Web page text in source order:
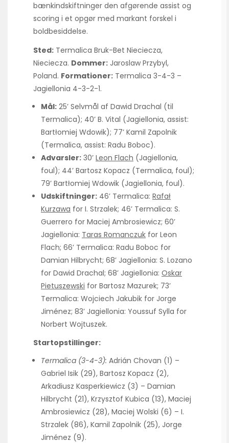
bænkindskiftninger den afgørende assist og
scoring i et opgør med markant forskel i
boldbesiddelse.
Sted: Termalica Bruk-Bet Nieciecza,
Nieciecza. Dommer: Jaroslaw Przybyl,
Poland. Formationer: Termalica 3-4-3 –
Jagiellonia 4-3-2-1.
Mål: 25’ Selvmål af Dawid Drachal (til
Termalica); 40’ B. Vital (Jagiellonia, assist:
Bartłomiej Wdowik); 77’ Kamil Zapolnik
(Termalica, assist: Radu Boboc).
Advarsler: 30’ Leon Flach (Jagiellonia,
foul); 44’ Bartosz Kopacz (Termalica, foul);
79’ Bartłomiej Wdowik (Jagiellonia, foul).
Udskiftninger: 46’ Termalica: Rafał
Kurzawa for I. Strzalek; 46’ Termalica: S.
Guerrero for Maciej Ambrosiewicz; 60’
Jagiellonia: Taras Romanczuk for Leon
Flach; 66’ Termalica: Radu Boboc for
Damian Hilbrycht; 68’ Jagiellonia: S. Lozano
for Dawid Drachal; 68’ Jagiellonia: Oskar
Pietuszewski for Bartosz Mazurek; 73’
Termalica: Wojciech Jakubik for Jorge
Jiménez; 83’ Jagiellonia: Youssuf Sylla for
Norbert Wojtuszek.
Startopstillinger:
Termalica (3-4-3): Adrián Chovan (1) –
Gabriel Isik (29), Bartosz Kopacz (2),
Arkadiusz Kasperkiewicz (3) – Damian
Hilbrycht (21), Krzysztof Kubica (13), Maciej
Ambrosiewicz (28), Maciej Wolski (6) – I.
Strzalek (86), Kamil Zapolnik (25), Jorge
Jiménez (9).